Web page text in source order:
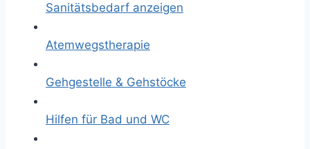
Sanitätsbedarf anzeigen
Atemwegstherapie
Gehgestelle & Gehstöcke
Hilfen für Bad und WC